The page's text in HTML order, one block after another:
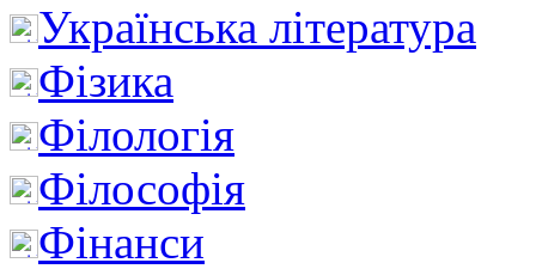
Українська література
Фізика
Філологія
Філософія
Фінанси